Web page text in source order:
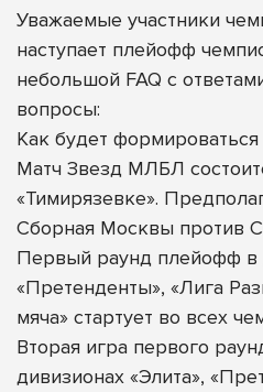
Уважаемые участники
наступает плейофф
небольшой FAQ с
вопросы:
Как будет
Матч Звезд МЛБЛ
«Тимирязевке».
Сборная Москвы против
Первый раунд плейофф в
«Претенденты», «Лига
мяча» стартует во всех
Вторая игра первого
дивизионах «Элита»,